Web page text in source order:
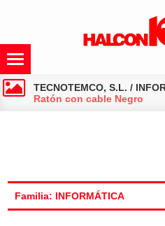
TECNOTEMCO, S.L. /
Ratón con cable Negro
Familia: INFORMÁTICA